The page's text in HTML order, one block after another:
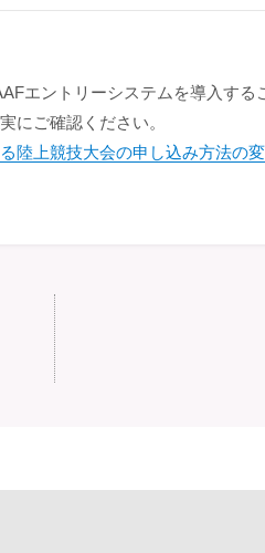
エントリーシステムを導入する
にご確認ください。
陸上競技大会の申し込み方法の